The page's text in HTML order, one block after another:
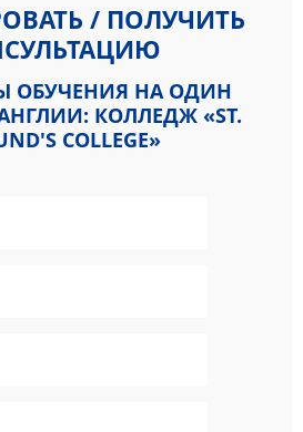
/ ПОЛУЧИТЬ
ОБУЧЕНИЯ НА ОДИН
КОЛЛЕДЖ «ST.
COLLEGE»